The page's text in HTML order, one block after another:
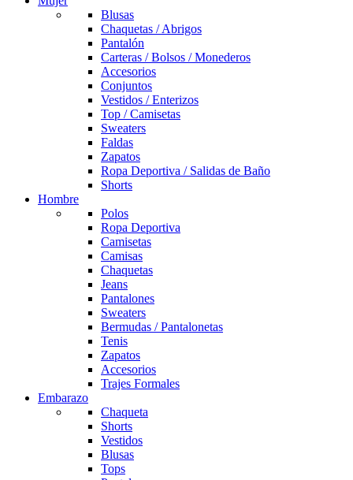
Blusas
Chaquetas / Abrigos
Pantalón
Carteras / Bolsos / Monederos
Accesorios
Conjuntos
Vestidos / Enterizos
Top / Camisetas
Sweaters
Faldas
Zapatos
Ropa Deportiva / Salidas de Baño
Shorts
Hombre
Polos
Ropa Deportiva
Camisetas
Camisas
Chaquetas
Jeans
Pantalones
Sweaters
Bermudas / Pantalonetas
Tenis
Zapatos
Accesorios
Trajes Formales
Embarazo
Chaqueta
Shorts
Vestidos
Blusas
Tops